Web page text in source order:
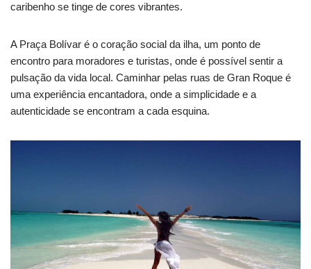
caribenho se tinge de cores vibrantes.
A Praça Bolívar é o coração social da ilha, um ponto de
encontro para moradores e turistas, onde é possível sentir a
pulsação da vida local. Caminhar pelas ruas de Gran Roque é
uma experiência encantadora, onde a simplicidade e a
autenticidade se encontram a cada esquina.